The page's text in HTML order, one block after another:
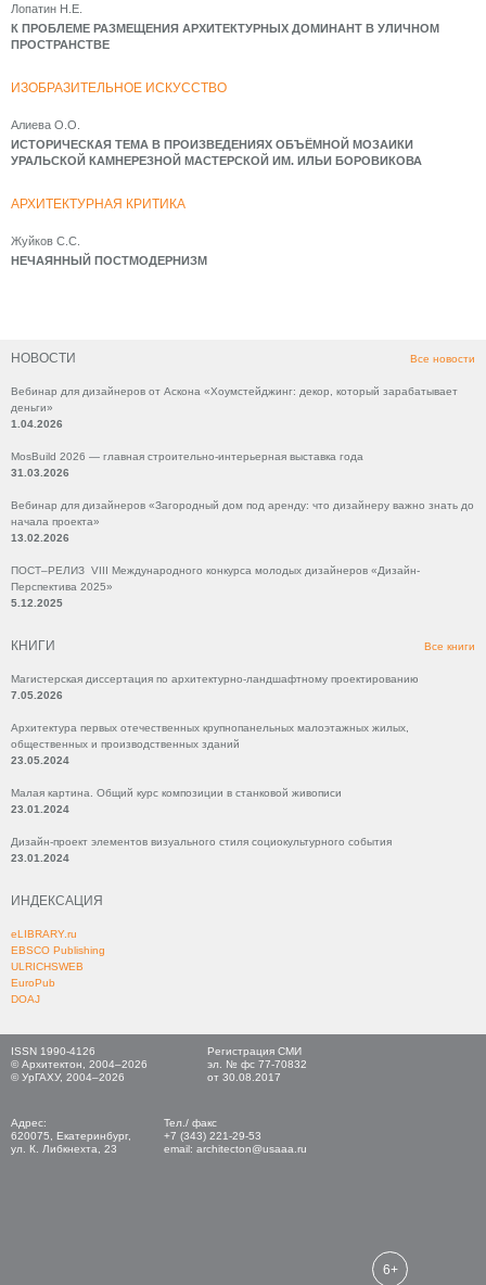
НОВОСТИ Все новости
Вебинар для дизайнеров от Аскона «Хоумстейджинг: декор, который зарабатывает
деньги»
1.04.2026
MosBuild 2026 — главная строительно-интерьерная выставка года
31.03.2026
Вебинар для дизайнеров «Загородный дом под аренду: что дизайнеру важно знать до
начала проекта»
13.02.2026
ПОСТ–РЕЛИЗ VIII Международного конкурса молодых дизайнеров «Дизайн-
Перспектива 2025»
5.12.2025
КНИГИ Все книги
Магистерская диссертация по архитектурно-ландшафтному проектированию
7.05.2026
Архитектура первых отечественных крупнопанельных малоэтажных жилых,
общественных и производственных зданий
23.05.2024
Малая картина. Общий курс композиции в станковой живописи
23.01.2024
Дизайн-проект элементов визуального стиля социокультурного события
23.01.2024
ИНДЕКСАЦИЯ
eLIBRARY.ru
EBSCO Publishing
ULRICHSWEB
EuroPub
DOAJ
Лопатин Н.Е.
К ПРОБЛЕМЕ РАЗМЕЩЕНИЯ АРХИТЕКТУРНЫХ ДОМИНАНТ В УЛИЧНОМ
ПРОСТРАНСТВЕ
ИЗОБРАЗИТЕЛЬНОЕ ИСКУССТВО
Алиева О.О.
ИСТОРИЧЕСКАЯ ТЕМА В ПРОИЗВЕДЕНИЯХ ОБЪЁМНОЙ МОЗАИКИ
УРАЛЬСКОЙ КАМНЕРЕЗНОЙ МАСТЕРСКОЙ ИМ. ИЛЬИ БОРОВИКОВА
АРХИТЕКТУРНАЯ КРИТИКА
Жуйков С.С.
НЕЧАЯННЫЙ ПОСТМОДЕРНИЗМ
ISSN 1990-4126
© Архитектон, 2004–2026
© УрГАХУ, 2004–2026
Регистрация СМИ
эл. № фс 77-70832
от 30.08.2017
Адрес:
620075, Екатеринбург,
ул. К. Либкнехта, 23
Тел./ факс
+7 (343) 221-29-53
email: architecton@usaaa.ru
6+